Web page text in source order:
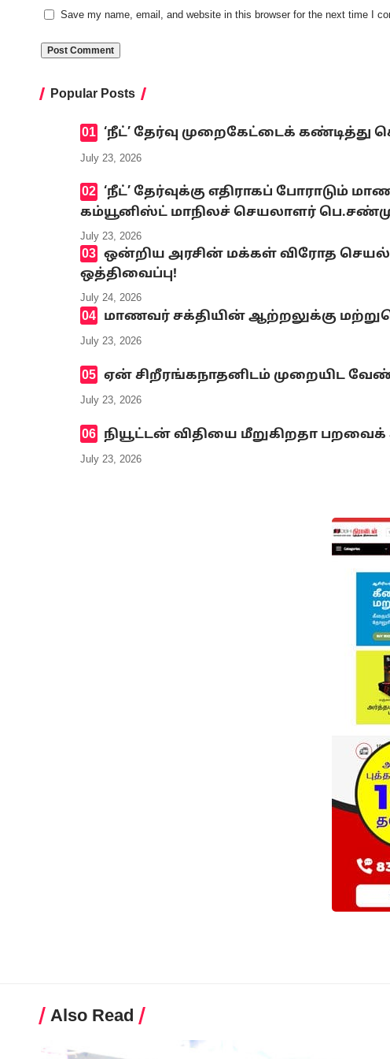
Save my name, email, and website in this browser for the next time I
Popular Posts
‘நீட்’ தேர்வு முறைகேட்டைக்
July 23, 2026
‘நீட்’ தேர்வுக்கு எதிராகப்
கம்யூனிஸ்ட் மாநிலச் செயலாளர்
July 23, 2026
ஒன்றிய அரசின் மக்கள் விரோத
ஒத்திவைப்பு!
July 24, 2026
மாணவர் சக்தியின் ஆற்றலுக்கு
July 23, 2026
ஏன் சிறீரங்கநாதனிடம் முறையிட
July 23, 2026
நியூட்டன் விதியை மீறுகிறதா பறவைக்
July 23, 2026
Also Read